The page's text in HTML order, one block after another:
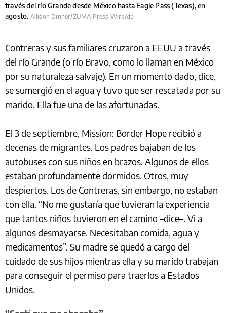
través del río Grande desde México hasta Eagle Pass (Texas), en
agosto. Allison Dinner/ZUMA Press Wire/dp
Contreras y sus familiares cruzaron a EEUU a través
del río Grande (o río Bravo, como lo llaman en México
por su naturaleza salvaje). En un momento dado, dice,
se sumergió en el agua y tuvo que ser rescatada por su
marido. Ella fue una de las afortunadas.
El 3 de septiembre, Mission: Border Hope recibió a
decenas de migrantes. Los padres bajaban de los
autobuses con sus niños en brazos. Algunos de ellos
estaban profundamente dormidos. Otros, muy
despiertos. Los de Contreras, sin embargo, no estaban
con ella. “No me gustaría que tuvieran la experiencia
que tantos niños tuvieron en el camino –dice–. Vi a
algunos desmayarse. Necesitaban comida, agua y
medicamentos”. Su madre se quedó a cargo del
cuidado de sus hijos mientras ella y su marido trabajan
para conseguir el permiso para traerlos a Estados
Unidos.